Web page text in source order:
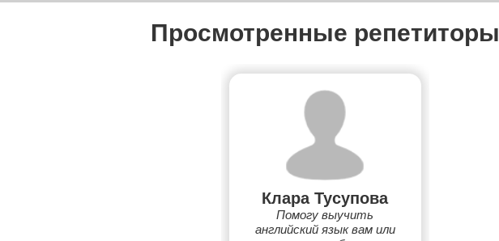
Просмотренные репетиторы
Клара Тусупова
Помогу выучить
английский язык вам или